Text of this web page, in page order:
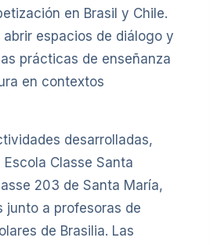
en Brasil y Chile.
espacios de diálogo y
prácticas de enseñanza
en contextos
desarrolladas,
Classe Santa
203 de Santa María,
junto a profesoras de
de Brasilia. Las